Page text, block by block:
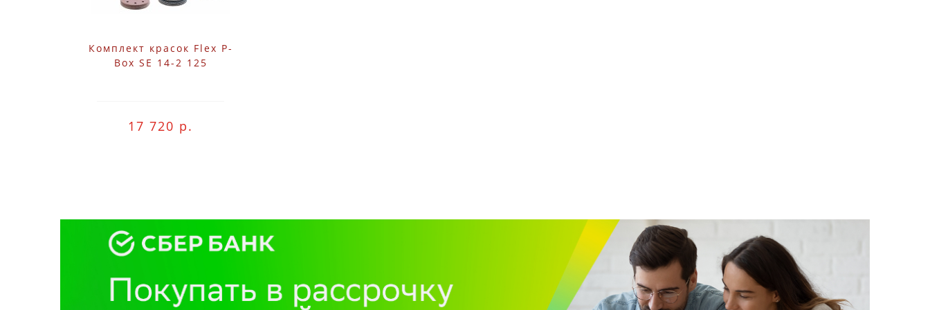
Комплект красок Flex P-
Box SE 14-2 125
17 720 р.